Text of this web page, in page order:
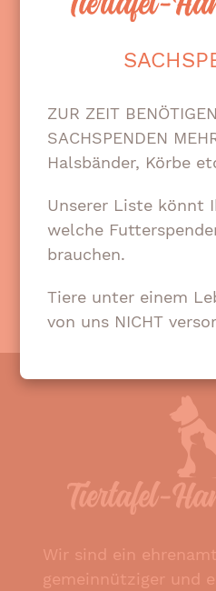
Der Wohlfühlmorgen
in Hamburg, einmal
gemeinsam von
Frauen, der Alimaus,
sowie weiteren
Unterstützern realisiert.
Wir sind ein
gemeinnütziger und
ZUR ZEIT
SACHSPENDEN
Halsbänder, Körbe
Unserer Liste könnt
welche
brauchen.
Tiere unter einem
von uns NICHT